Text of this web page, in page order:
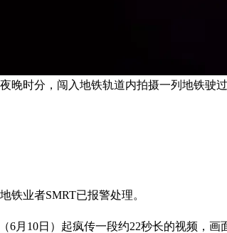
晚时分，闯入地铁轨道内拍摄一列地铁驶过
铁业者SMRT已报警处理。
6月10日）起疯传一段约22秒长的视频，